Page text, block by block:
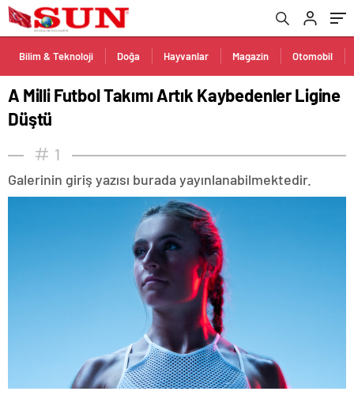
Bilim & Teknoloji Doğa Hayvanlar Magazin Otomobil
A Milli Futbol Takımı Artık Kaybedenler Ligine
Düştü
1
Galerinin giriş yazısı burada yayınlanabilmektedir.